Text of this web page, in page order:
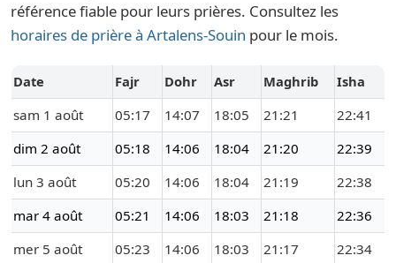
référence fiable pour leurs prières. Consultez les
horaires de prière à Artalens-Souin pour le mois.
Date Fajr Dohr Asr Maghrib
Isha
sam 1 août
05:17 14:07 18:05 21:21
22:41
dim 2 août
05:18 14:06 18:04 21:20
22:39
lun 3 août
05:20 14:06 18:04 21:19
22:38
mar 4 août
05:21 14:06 18:03 21:18
22:36
mer 5 août
05:23 14:06 18:03 21:17
22:34